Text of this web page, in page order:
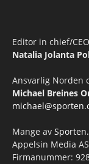
Editor in chief/
Natalia Jolanta
Ansvarlig Norden
Michael Breines
Mange av
Appelsin Media AS
Firmanummer: